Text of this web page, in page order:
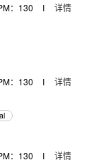
：130 I 详情
：130 I 详情
：130 I 详情